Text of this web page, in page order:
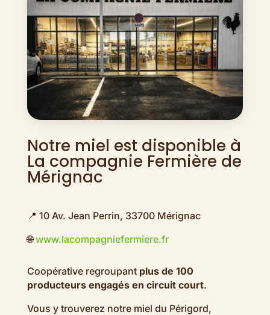
Notre miel est disponible à
La compagnie Fermière de
Mérignac
📍 10 Av. Jean Perrin, 33700 Mérignac
🌐www.lacompagniefermiere.fr
Coopérative regroupantplus de 100
producteurs engagés en circuit court.
Vous y trouverez notre miel du Périgord,